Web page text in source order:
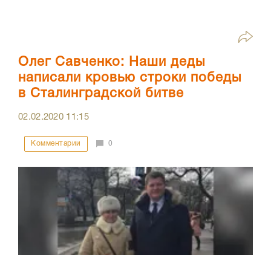
Олег Савченко: Наши деды
написали кровью строки победы
в Сталинградской битве
02.02.2020 11:15
Комментарии 0